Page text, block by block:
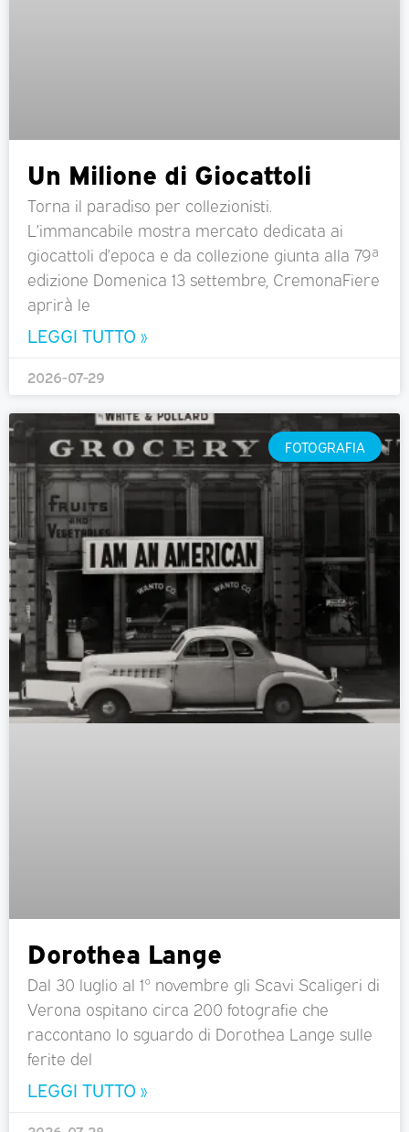
Un Milione di Giocattoli
Torna il paradiso per collezionisti.
L’immancabile mostra mercato dedicata ai
giocattoli d’epoca e da collezione giunta alla 79ª
edizione Domenica 13 settembre, CremonaFiere
aprirà le
LEGGI TUTTO »
2026-07-29
FOTOGRAFIA
Dorothea Lange
Dal 30 luglio al 1° novembre gli Scavi Scaligeri di
Verona ospitano circa 200 fotografie che
raccontano lo sguardo di Dorothea Lange sulle
ferite del
LEGGI TUTTO »